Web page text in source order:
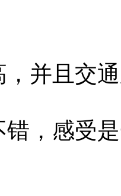
，并且交
错，感受